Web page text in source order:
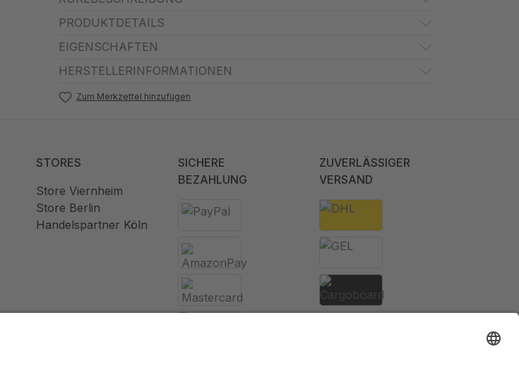
PRODUKTDETAILS
EIGENSCHAFTEN
HERSTELLERINFORMATIONEN
Zum Merkzettel hinzufügen
STORES
Store Viernheim
Store Berlin
Handelspartner Köln
SICHERE
BEZAHLUNG
ZUVERLÄSSIGER
VERSAND